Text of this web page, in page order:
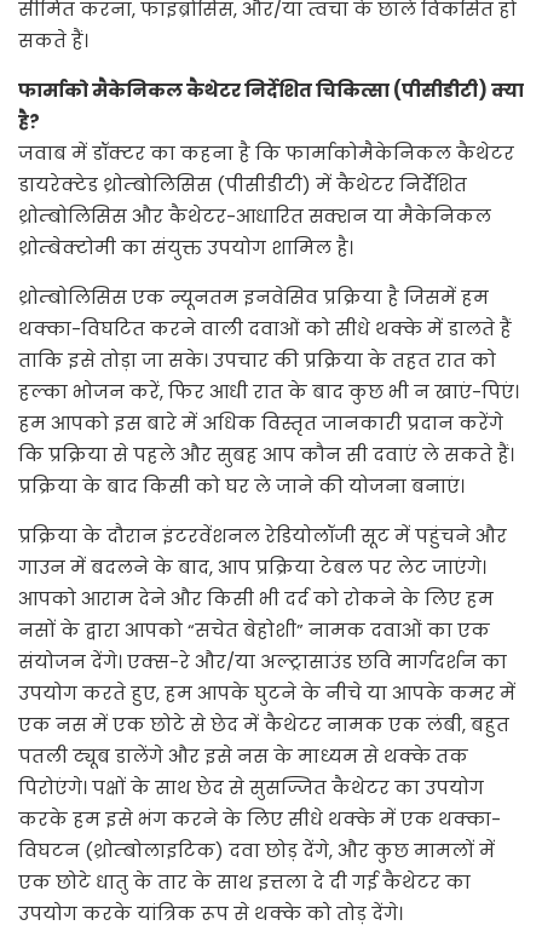
सीमित करना, फाइब्रोसिस, और/या त्वचा के छाले विकसित हो
सकते हैं।
फार्माको मैकेनिकल कैथेटर निर्देशित चिकित्सा (पीसीडीटी) क्या
है?
जवाब में डॉक्टर का कहना है कि फार्माकोमैकेनिकल कैथेटर
डायरेक्टेड थ्रोम्बोलिसिस (पीसीडीटी) में कैथेटर निर्देशित
थ्रोम्बोलिसिस और कैथेटर-आधारित सक्शन या मैकेनिकल
थ्रोम्बेक्टोमी का संयुक्त उपयोग शामिल है।
थ्रोम्बोलिसिस एक न्यूनतम इनवेसिव प्रक्रिया है जिसमें हम
थक्का-विघटित करने वाली दवाओं को सीधे थक्के में डालते हैं
ताकि इसे तोड़ा जा सके। उपचार की प्रक्रिया के तहत रात को
हल्का भोजन करें, फिर आधी रात के बाद कुछ भी न खाएं-पिएं।
हम आपको इस बारे में अधिक विस्तृत जानकारी प्रदान करेंगे
कि प्रक्रिया से पहले और सुबह आप कौन सी दवाएं ले सकते हैं।
प्रक्रिया के बाद किसी को घर ले जाने की योजना बनाएं।
प्रक्रिया के दौरान इंटरवेंशनल रेडियोलॉजी सूट में पहुंचने और
गाउन में बदलने के बाद, आप प्रक्रिया टेबल पर लेट जाएंगे।
आपको आराम देने और किसी भी दर्द को रोकने के लिए हम
नसों के द्वारा आपको “सचेत बेहोशी” नामक दवाओं का एक
संयोजन देंगे। एक्स-रे और/या अल्ट्रासाउंड छवि मार्गदर्शन का
उपयोग करते हुए, हम आपके घुटने के नीचे या आपके कमर में
एक नस में एक छोटे से छेद में कैथेटर नामक एक लंबी, बहुत
पतली ट्यूब डालेंगे और इसे नस के माध्यम से थक्के तक
पिरोएंगे। पक्षों के साथ छेद से सुसज्जित कैथेटर का उपयोग
करके हम इसे भंग करने के लिए सीधे थक्के में एक थक्का-
विघटन (थ्रोम्बोलाइटिक) दवा छोड़ देंगे, और कुछ मामलों में
एक छोटे धातु के तार के साथ इत्तला दे दी गई कैथेटर का
उपयोग करके यांत्रिक रूप से थक्के को तोड़ देंगे।